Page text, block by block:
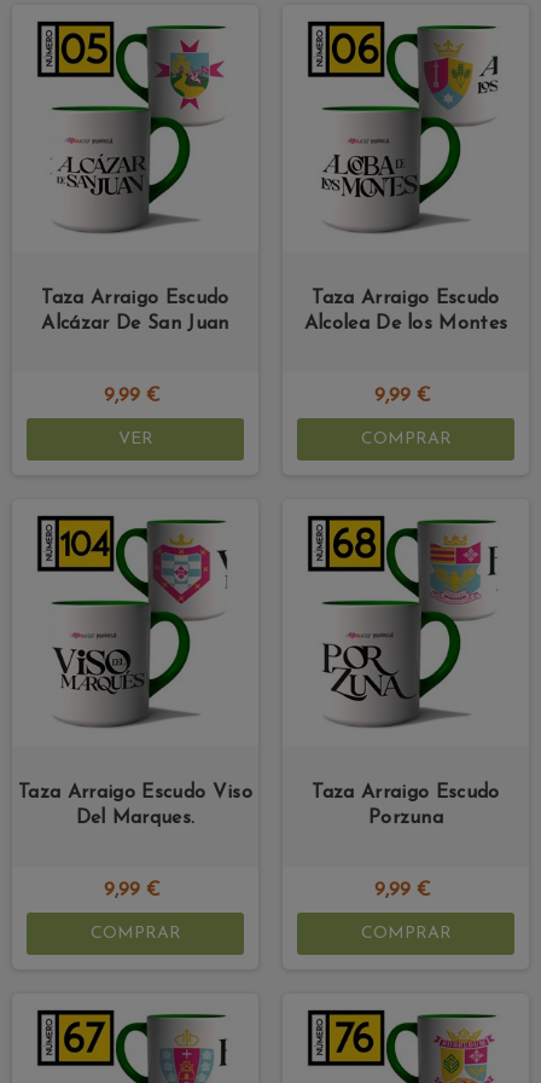
Taza Arraigo Escudo
Alcázar De San Juan
9,99 €
VER
Taza Arraigo Escudo
Alcolea De los Montes
9,99 €
COMPRAR
Taza Arraigo Escudo Viso
Del Marques.
9,99 €
COMPRAR
Taza Arraigo Escudo
Porzuna
9,99 €
COMPRAR